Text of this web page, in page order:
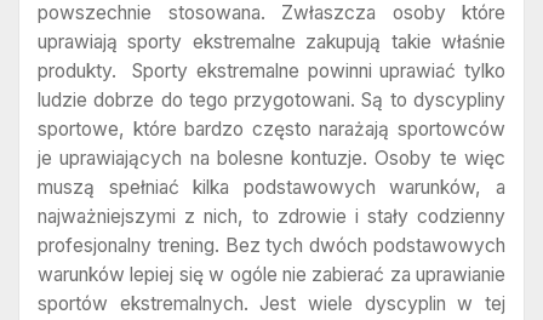
powszechnie stosowana. Zwłaszcza osoby które
uprawiają sporty ekstremalne zakupują takie właśnie
produkty. Sporty ekstremalne powinni uprawiać tylko
ludzie dobrze do tego przygotowani. Są to dyscypliny
sportowe, które bardzo często narażają sportowców
je uprawiających na bolesne kontuzje. Osoby te więc
muszą spełniać kilka podstawowych warunków, a
najważniejszymi z nich, to zdrowie i stały codzienny
profesjonalny trening. Bez tych dwóch podstawowych
warunków lepiej się w ogóle nie zabierać za uprawianie
sportów ekstremalnych. Jest wiele dyscyplin w tej